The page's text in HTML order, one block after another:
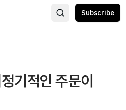
Subscribe
기적인 주문이